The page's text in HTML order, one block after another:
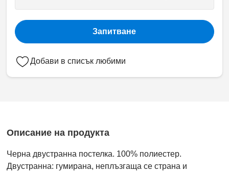
Запитване
Добави в списък любими
Описание на продукта
Черна двустранна постелка. 100% полиестер.
Двустранна: гумирана, неплъзгаща се страна и